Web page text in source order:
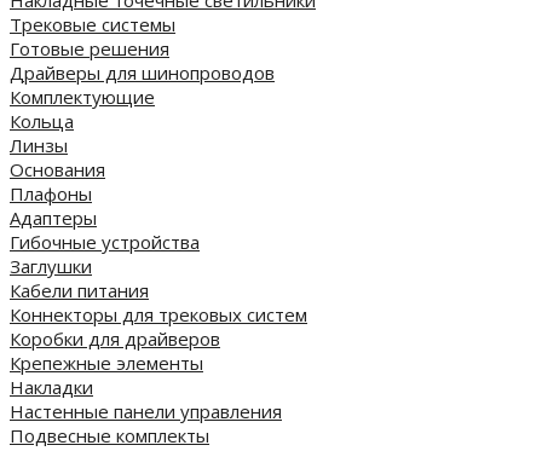
Трековые системы
Готовые решения
Драйверы для шинопроводов
Комплектующие
Кольца
Линзы
Основания
Плафоны
Адаптеры
Гибочные устройства
Заглушки
Кабели питания
Коннекторы для трековых систем
Коробки для драйверов
Крепежные элементы
Накладки
Настенные панели управления
Подвесные комплекты